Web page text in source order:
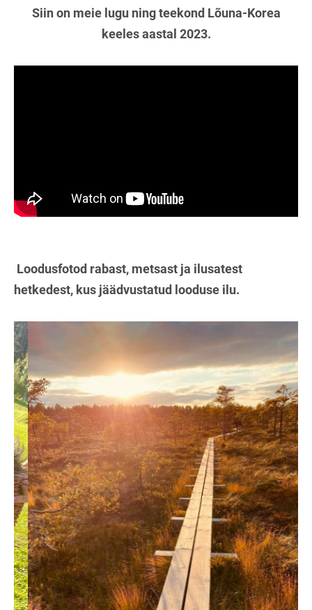
Siin on meie lugu ning teekond Lõuna-Korea
keeles aastal 2023.
Loodusfotod rabast, metsast ja ilusatest
hetkedest, kus jäädvustatud looduse ilu.